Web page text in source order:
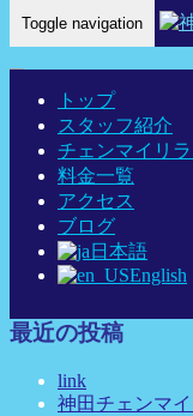
Toggle navigation
トップ
スタッフ紹介
チェンマイリ
料金一覧
アクセス
ブログ
日本語
English
Home- ミキ(…
ミキ(miki)神田 タイ
マイリラックス
最近の投稿
link
神田チェンマ